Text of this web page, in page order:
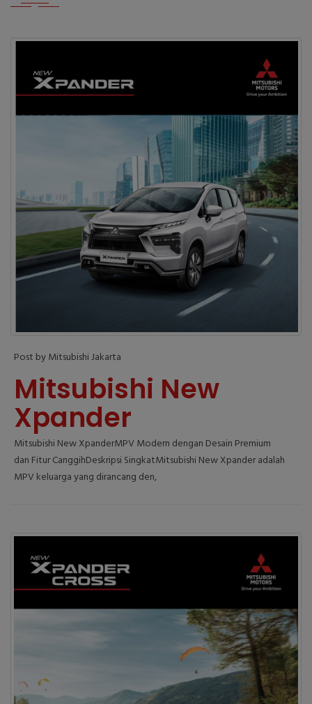
Post by Mitsubishi Jakarta
Mitsubishi New
Xpander
Mitsubishi New XpanderMPV Modern dengan Desain Premium
dan Fitur CanggihDeskripsi SingkatMitsubishi New Xpander adalah
MPV keluarga yang dirancang den,